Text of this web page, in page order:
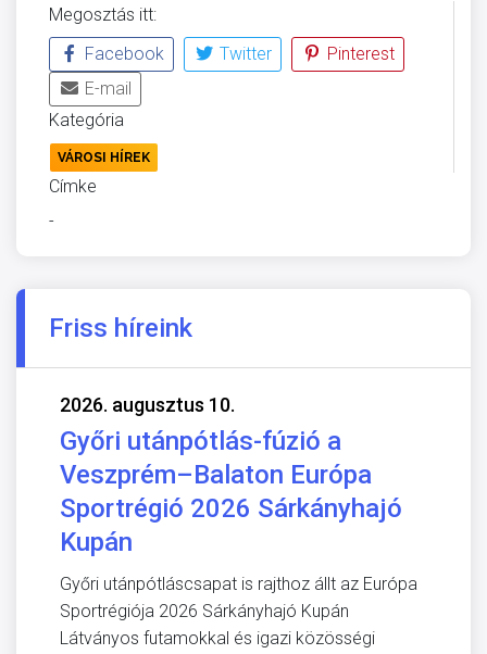
Megosztás itt:
Facebook
Twitter
Pinterest
E-mail
Kategória
VÁROSI HÍREK
Címke
-
Friss híreink
2026. augusztus 10.
Győri utánpótlás-fúzió a
Veszprém–Balaton Európa
Sportrégió 2026 Sárkányhajó
Kupán
Győri utánpótláscsapat is rajthoz állt az Európa
Sportrégiója 2026 Sárkányhajó Kupán
Látványos futamokkal és igazi közösségi